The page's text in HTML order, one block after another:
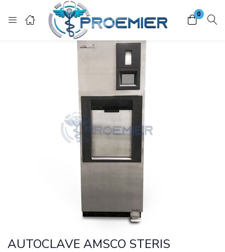
0
Enter your username and password to login.
Remember me
AUTOCLAVE AMSCO STERIS